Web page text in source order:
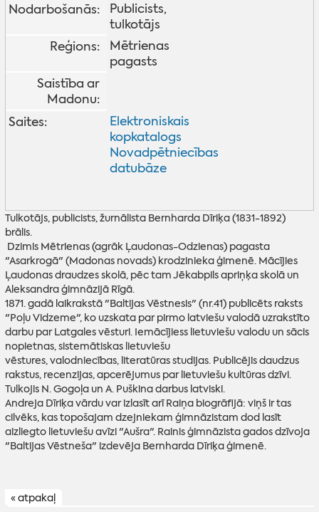
Nodarbošanās:
Publicists,
tulkotājs
Reģions:
Mētrienas
pagasts
Saistība ar
Madonu:
Saites:
Elektroniskais
kopkatalogs
Novadpētniecības
datubāze
Tulkotājs, publicists, žurnālista Bernharda Dīriķa (1831-1892)
brālis.
Dzimis Mētrienas (agrāk Ļaudonas-Odzienas) pagasta
"Asarkrogā" (Madonas novads) krodzinieka ģimenē. Mācījies
Ļaudonas draudzes skolā, pēc tam Jēkabpils apriņķa skolā un
Aleksandra ģimnāzijā Rīgā.
1871. gadā laikrakstā "Baltijas Vēstnesis" (nr.41) publicēts raksts
"Poļu Vidzeme", ko uzskata par pirmo latviešu valodā uzrakstīto
darbu par Latgales vēsturi. Iemācījiess lietuviešu valodu un sācis
nopietnas, sistemātiskas lietuviešu
vēstures, valodniecības, literatūras studijas. Publicējis daudzus
rakstus, recenzijas, apcerējumus par lietuviešu kultūras dzīvi.
Tulkojis N. Gogoļa un A. Puškina darbus latviski.
Andreja Dīriķa vārdu var izlasīt arī Raiņa biogrāfijā: viņš ir tas
cilvēks, kas topošajam dzejniekam ģimnāzistam dod lasīt
aizliegto lietuviešu avīzi "Aušra". Rainis ģimnāzista gados dzīvoja
"Baltijas Vēstneša" izdevēja Bernharda Dīriķa ģimenē.
« atpakaļ